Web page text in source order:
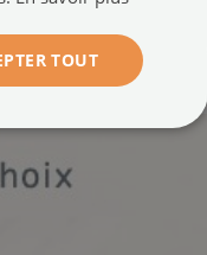
idées créatives.
C'est un
TOUT